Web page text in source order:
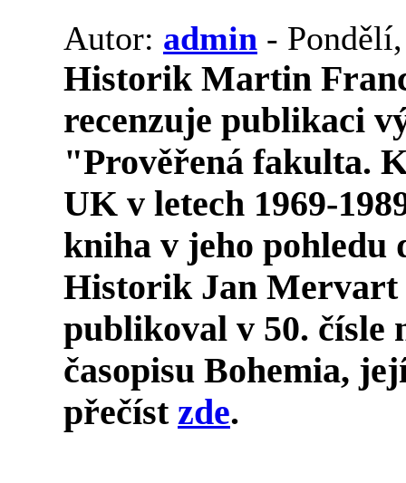
Autor: admin -
Historik Martin
recenzuje publikaci
"Prověřená fakulta.
UK v letech 1969-
kniha v jeho pohledu
Historik Jan Mervart
publikoval v 50. čísle
časopisu Bohemia,
přečíst zde.